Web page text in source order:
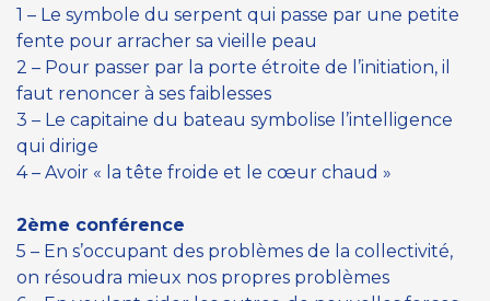
1 – Le symbole du serpent qui passe par une petite
fente pour arracher sa vieille peau
2 – Pour passer par la porte étroite de l’initiation, il
faut renoncer à ses faiblesses
3 – Le capitaine du bateau symbolise l’intelligence
qui dirige
4 – Avoir « la tête froide et le cœur chaud »
2ème conférence
5 – En s’occupant des problèmes de la collectivité,
on résoudra mieux nos propres problèmes